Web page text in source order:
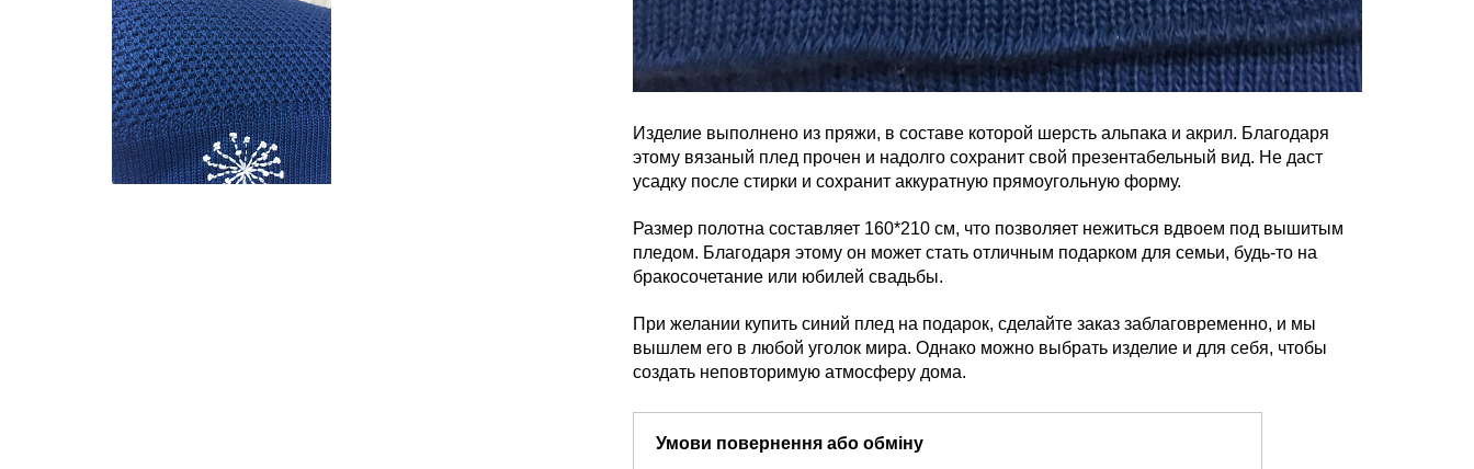
Изделие выполнено из пряжи, в составе которой шерсть альпака и акрил. Благодаря
этому вязаный плед прочен и надолго сохранит свой презентабельный вид. Не даст
усадку после стирки и сохранит аккуратную прямоугольную форму.
Размер полотна составляет 160*210 см, что позволяет нежиться вдвоем под вышитым
пледом. Благодаря этому он может стать отличным подарком для семьи, будь-то на
бракосочетание или юбилей свадьбы.
При желании купить синий плед на подарок, сделайте заказ заблаговременно, и мы
вышлем его в любой уголок мира. Однако можно выбрать изделие и для себя, чтобы
создать неповторимую атмосферу дома.
Умови повернення або обміну